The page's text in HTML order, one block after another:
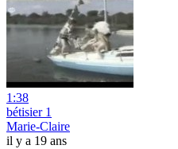
1:38
bétisier 1
Marie-Claire
il y a 19 ans